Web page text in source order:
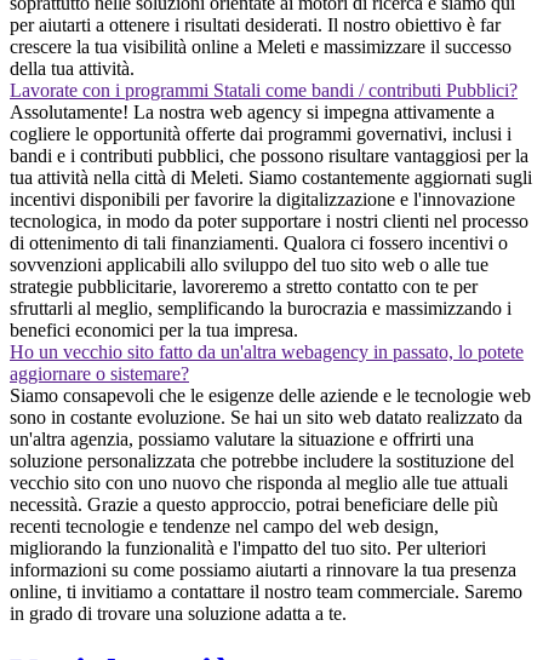
per aiutarti a ottenere i risultati desiderati. Il nostro obiettivo è far
crescere la tua visibilità online a Meleti e massimizzare il successo
della tua attività.
Lavorate con i programmi Statali come bandi / contributi Pubblici?
Assolutamente! La nostra web agency si impegna attivamente a
cogliere le opportunità offerte dai programmi governativi, inclusi i
bandi e i contributi pubblici, che possono risultare vantaggiosi per la
tua attività nella città di Meleti. Siamo costantemente aggiornati sugli
incentivi disponibili per favorire la digitalizzazione e l'innovazione
tecnologica, in modo da poter supportare i nostri clienti nel processo
di ottenimento di tali finanziamenti. Qualora ci fossero incentivi o
sovvenzioni applicabili allo sviluppo del tuo sito web o alle tue
strategie pubblicitarie, lavoreremo a stretto contatto con te per
sfruttarli al meglio, semplificando la burocrazia e massimizzando i
benefici economici per la tua impresa.
Ho un vecchio sito fatto da un'altra webagency in passato, lo potete
aggiornare o sistemare?
Siamo consapevoli che le esigenze delle aziende e le tecnologie web
sono in costante evoluzione. Se hai un sito web datato realizzato da
un'altra agenzia, possiamo valutare la situazione e offrirti una
soluzione personalizzata che potrebbe includere la sostituzione del
vecchio sito con uno nuovo che risponda al meglio alle tue attuali
necessità. Grazie a questo approccio, potrai beneficiare delle più
recenti tecnologie e tendenze nel campo del web design,
migliorando la funzionalità e l'impatto del tuo sito. Per ulteriori
informazioni su come possiamo aiutarti a rinnovare la tua presenza
online, ti invitiamo a contattare il nostro team commerciale. Saremo
in grado di trovare una soluzione adatta a te.